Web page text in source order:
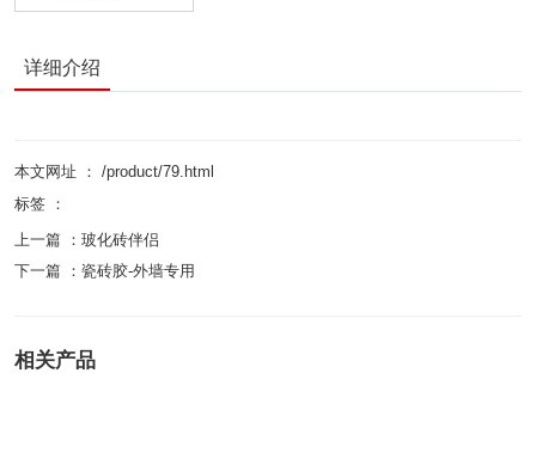
详细介绍
本文网址 ： /product/79.html
标签 ：
上一篇 ： 玻化砖伴侣
下一篇 ： 瓷砖胶-外墙专用
相关产品